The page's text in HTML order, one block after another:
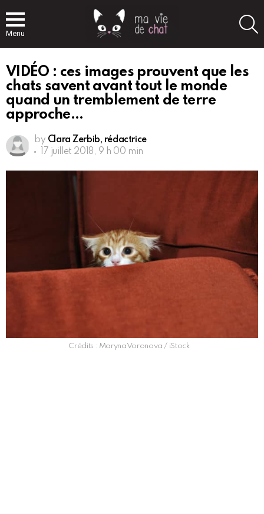
Menu
VIDÉO : ces images prouvent que les
chats savent avant tout le monde
quand un tremblement de terre
approche…
by Clara Zerbib, rédactrice
17 juillet 2018, 9 h 00 min
Crédits : MarynaVoronova / iStock